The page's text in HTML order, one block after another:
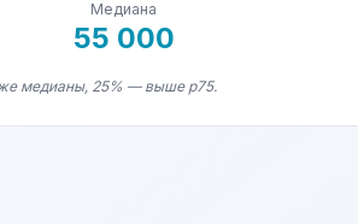
Медиана
55 000
медианы, 25% — выше p75.